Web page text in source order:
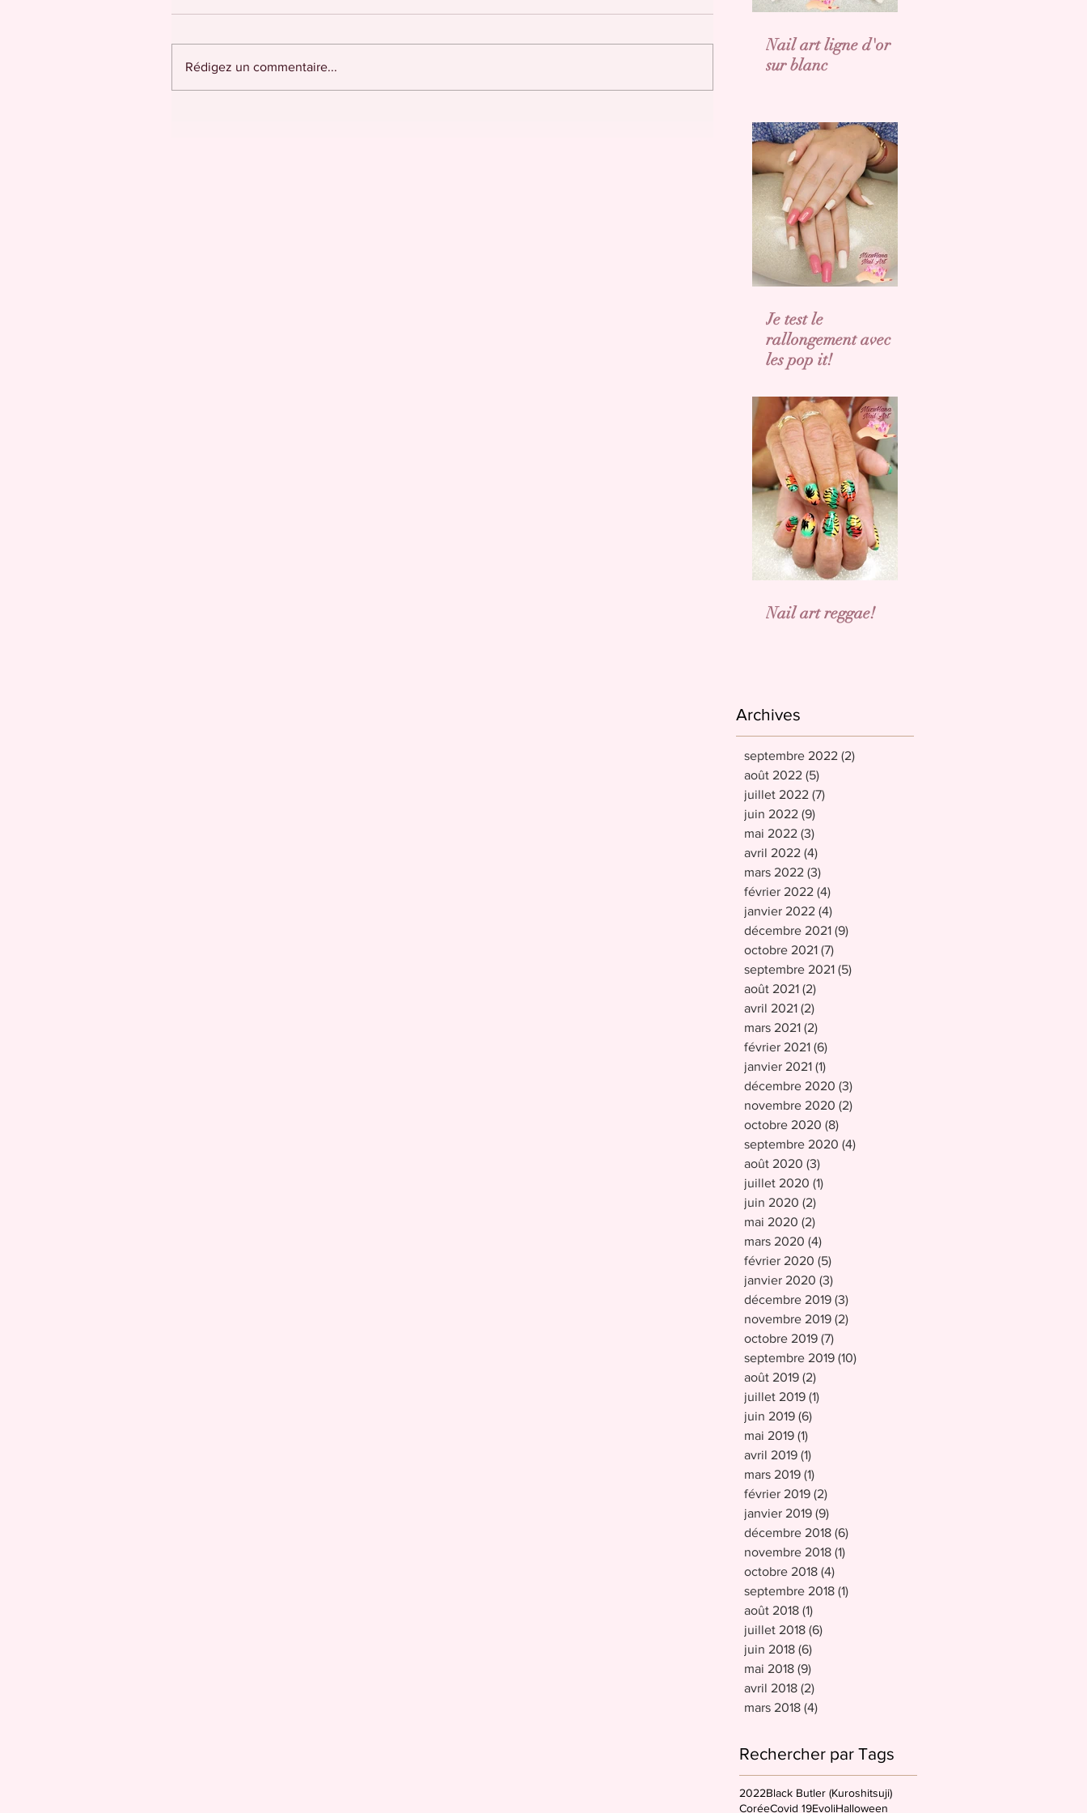
Rédigez un commentaire...
Nail art ligne d'or
sur blanc
Je test le
rallongement avec
les pop it!
Nail art reggae!
Archives
septembre 2022 (2)
août 2022 (5)
juillet 2022 (7)
juin 2022 (9)
mai 2022 (3)
avril 2022 (4)
mars 2022 (3)
février 2022 (4)
janvier 2022 (4)
décembre 2021 (9)
octobre 2021 (7)
septembre 2021 (5)
août 2021 (2)
avril 2021 (2)
mars 2021 (2)
février 2021 (6)
janvier 2021 (1)
décembre 2020 (3)
novembre 2020 (2)
octobre 2020 (8)
septembre 2020 (4)
août 2020 (3)
juillet 2020 (1)
juin 2020 (2)
mai 2020 (2)
mars 2020 (4)
février 2020 (5)
janvier 2020 (3)
décembre 2019 (3)
novembre 2019 (2)
octobre 2019 (7)
septembre 2019 (10)
août 2019 (2)
juillet 2019 (1)
juin 2019 (6)
mai 2019 (1)
avril 2019 (1)
mars 2019 (1)
février 2019 (2)
janvier 2019 (9)
décembre 2018 (6)
novembre 2018 (1)
octobre 2018 (4)
septembre 2018 (1)
août 2018 (1)
juillet 2018 (6)
juin 2018 (6)
mai 2018 (9)
avril 2018 (2)
mars 2018 (4)
Rechercher par Tags
2022Black Butler (Kuroshitsuji)
CoréeCovid 19EvoliHalloween